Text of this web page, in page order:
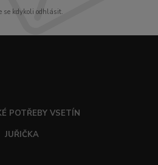
se kdykoli odhlásit.
POTŘEBY VSETÍN
JUŘIČKA